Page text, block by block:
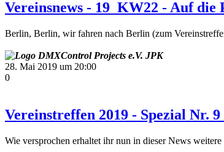
Vereinsnews - 19_KW22 - Auf
Berlin, Berlin, wir fahren nach Berlin (zum
JPK
28. Mai 2019 um 20:00
0
Vereinstreffen 2019 - Spezial Nr.
Wie versprochen erhaltet ihr nun in dieser News